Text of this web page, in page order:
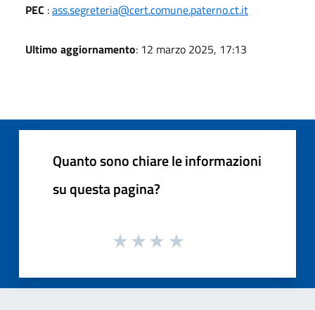
PEC :ass.segreteria@cert.comune.paterno.ct.it
Ultimo aggiornamento: 12 marzo 2025, 17:13
Quanto sono chiare le informazioni
su questa pagina?